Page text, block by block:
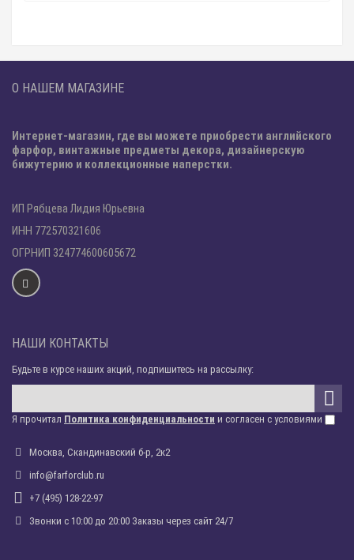
О НАШЕМ МАГАЗИНЕ
Интернет-магазин, где вы можете приобрести английского
фарфор, винтажные предметы декора, дизайнерскую
бижутерию и коллекционные наперстки.
ИП Рябцева Лидия Юрьевна
ИНН 772570321606
ОГРНИП 324774600605672
НАШИ КОНТАКТЫ
Будьте в курсе наших акций, подпишитесь на рассылку:
Я прочитал Политика конфиденциальности и согласен с условиями
Москва, Скандинавский б-р, 2к2
info@farforclub.ru
+7 (495) 128-22-97
Звонки c 10:00 до 20:00 Заказы через сайт 24/7